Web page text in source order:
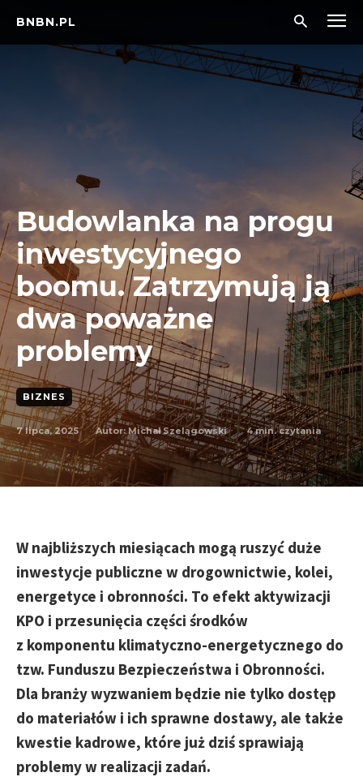
BNBN.PL
Budowlanka na progu
inwestycyjnego
boomu. Zatrzymują ją
dwa poważne
problemy
BIZNES
7 lipca, 2025 Autor: Michał Szelągowski 4min. czytania
W najbliższych miesiącach mogą ruszyć duże
inwestycje publiczne w drogownictwie, kolei,
energetyce i obronności. To efekt aktywizacji
KPO i przesunięcia części środków
z komponentu klimatyczno-energetycznego do
tzw. Funduszu Bezpieczeństwa i Obronności.
Dla branży wyzwaniem będzie nie tylko dostęp
do materiałów i ich sprawne dostawy, ale także
kwestie kadrowe, które już dziś sprawiają
problemy w realizacji zadań.